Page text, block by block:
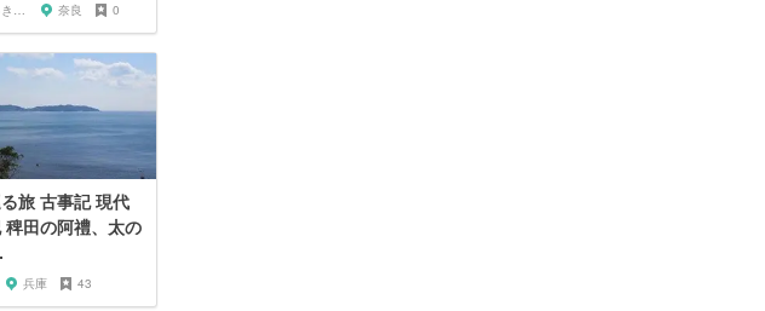
関西が好っきゃねん 奈良 0
旅 古事記 現代
稗田の阿禮、太の
兵庫 43